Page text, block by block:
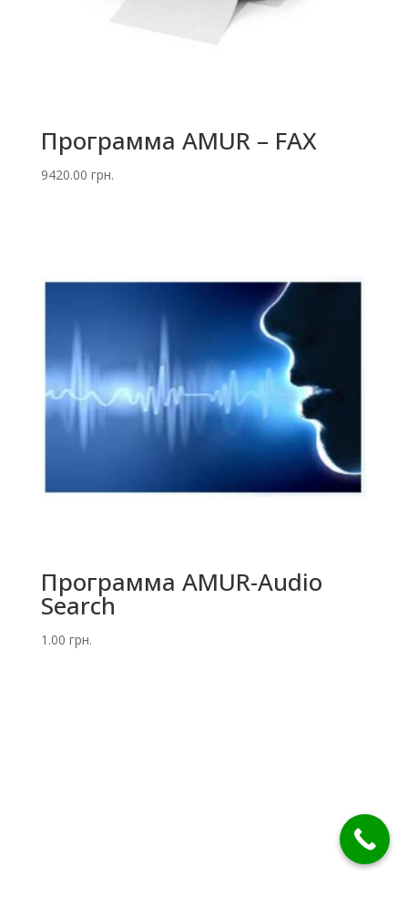
Программа AMUR – FAX
9420.00 грн.
Программа AMUR-Audio
Searсh
1.00 грн.